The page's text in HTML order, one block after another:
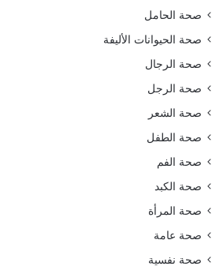
صحة الحامل
صحة الحيوانات الأليفة
صحة الرجال
صحة الرجل
صحة الشعر
صحة الطفل
صحة الفم
صحة الكبد
صحة المرأة
صحة عامة
صحة نفسية